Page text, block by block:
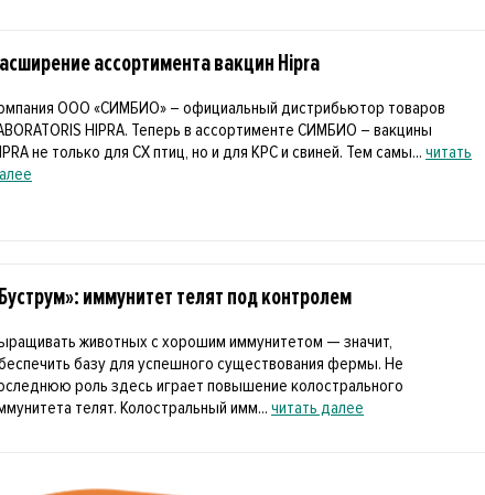
ассортимента вакцин Hipra
ООО «СИМБИО» – официальный дистрибьютор товаров
HIPRA. Теперь в ассортименте СИМБИО – вакцины
не только для СХ птиц, но и для КРС и свиней. Тем самы... читать
иммунитет телят под контролем
животных с хорошим иммунитетом — значит,
базу для успешного существования фермы. Не
роль здесь играет повышение колострального
телят. Колостральный имм... читать далее